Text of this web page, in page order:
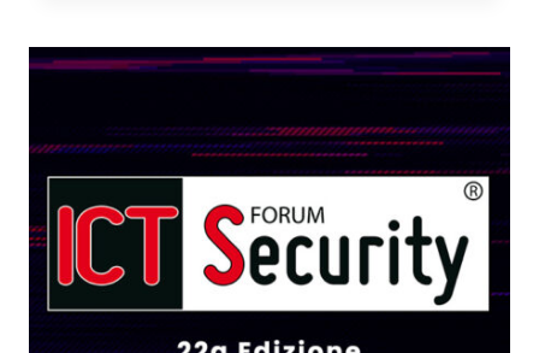
FORUM
ICT
DEFINIRÀ
IL
FUTURO
DELLA
SICUREZZA
DIGITALE